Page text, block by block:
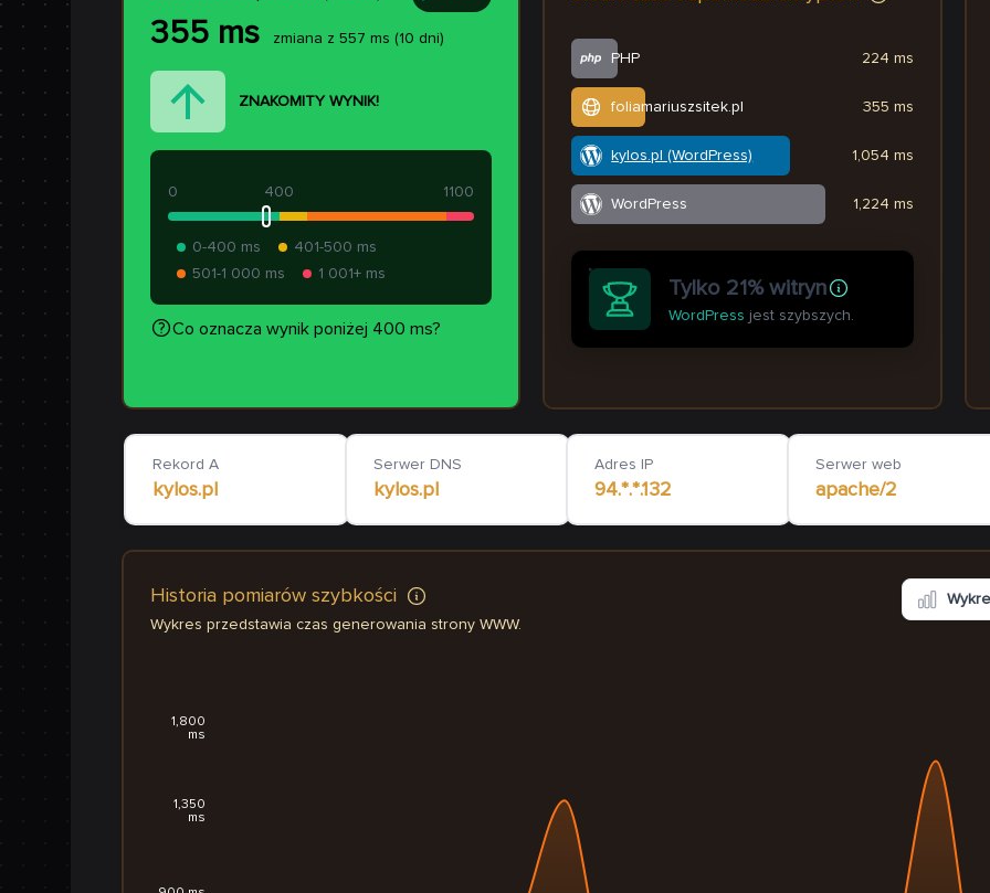
355 ms zmiana z 557 ms (10 dni)
ZNAKOMITY WYNIK!
400
0 1100
0-400 ms
401-500 ms
501-1 000 ms
1 001+ ms
Co oznacza wynik poniżej 400 ms?
PHP
foliamariuszsitek.pl
kylos.pl (WordPress)
WordPress
224 ms
355 ms
1,054 ms
1,224 ms
Tylko 21% witryn
WordPress jest szybszych.
itrods.pl 4ms chusty.wroclaw.pl
Rekord A
kylos.pl
Serwer DNS
kylos.pl
Adres IP
94.*.*.132
Serwer web
apache/2
Historia pomiarów szybkości
Wykres przedstawia czas generowania strony WWW.
1,350
ms
1,800
ms